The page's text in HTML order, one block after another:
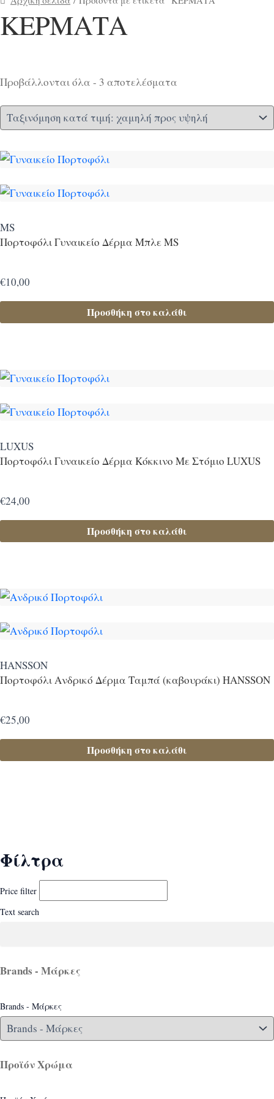
ΚΕΡΜΑΤΑ
Price filter
Text search
Brands - Μάρκες
Brands - Μάρκες
Προϊόν Χρώμα
Προϊόν Χρώμα
Προβάλλονται όλα - 3 αποτελέσματα
price:
low
MS
Πορτοφόλι Γυναικείο Δέρμα Μπλε MS
€10,00
Προσθήκη στο καλάθι
LUXUS
Πορτοφόλι Γυναικείο Δέρμα Κόκκινο Με Στόμιο LUXUS
€24,00
Προσθήκη στο καλάθι
HANSSON
Πορτοφόλι Ανδρικό Δέρμα Ταμπά (καβουράκι) HANSSON
€25,00
Προσθήκη στο καλάθι
Φίλτρα
Price filter
Text search
Brands - Μάρκες
Brands - Μάρκες
Προϊόν Χρώμα